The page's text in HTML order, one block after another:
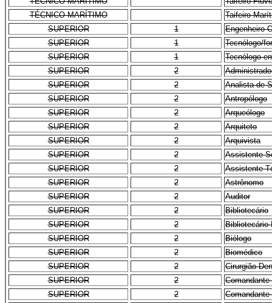
TÉCNICO-MARÍTIMO
Taifeiro
SUPERIOR
1
Engenheiro
SUPERIOR
1
Tecnólogo/
SUPERIOR
1
Tecnólogo
SUPERIOR
2
SUPERIOR
2
Analista de
SUPERIOR
2
Antropólogo
SUPERIOR
2
Arqueólogo
SUPERIOR
2
Arquiteto
SUPERIOR
2
Arquivista
SUPERIOR
2
Assistente
SUPERIOR
2
Assistente
SUPERIOR
2
Astrônomo
SUPERIOR
2
Auditor
SUPERIOR
2
Bibliotecário
SUPERIOR
2
SUPERIOR
2
Biólogo
SUPERIOR
2
Biomédico
SUPERIOR
2
Cirurgião
SUPERIOR
2
SUPERIOR
2